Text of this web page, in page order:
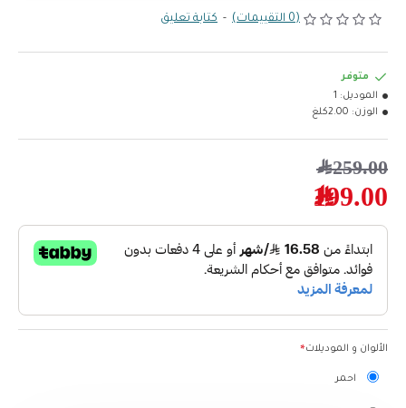
(0 التقييمات) - كتابة تعليق
199.00﷼
259.00﷼
متوفر
الموديل: 1
الوزن: 2.00كلغ
الألوان و الموديلات
احمر